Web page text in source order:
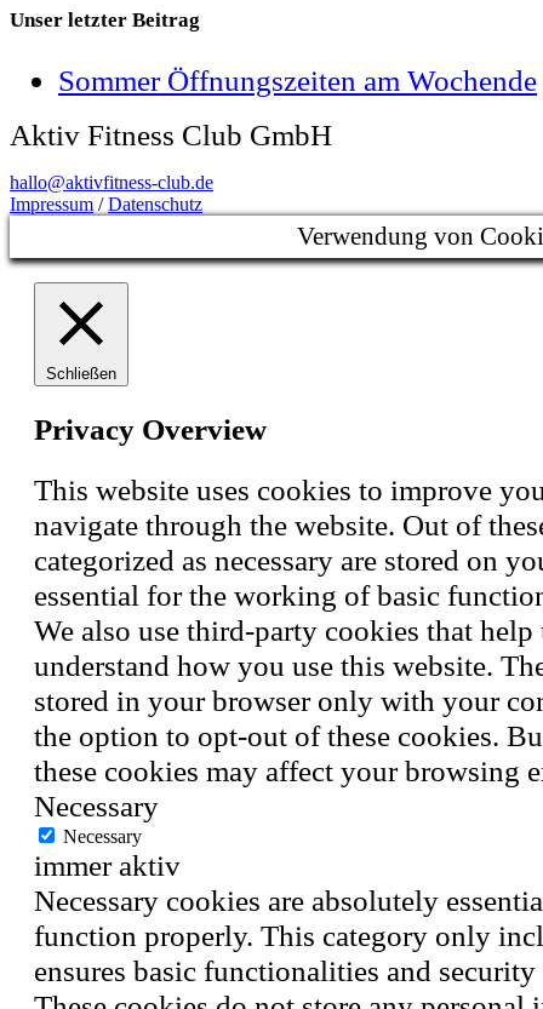
Unser letzter Beitrag
Sommer Öffnungszeiten am Wochende
Aktiv Fitness Club GmbH
hallo@aktivfitness-club.de
Impressum /Datenschutz
Verwendung von
Schließen
Privacy Overview
This website uses cookies to improve
navigate through the website. Out of
categorized as necessary are stored on
essential for the working of basic
We also use third-party cookies that help
understand how you use this website.
stored in your browser only with your
the option to opt-out of these cookies.
these cookies may affect your browsing
Necessary
Necessary
immer aktiv
Necessary cookies are absolutely
function properly. This category only
ensures basic functionalities and